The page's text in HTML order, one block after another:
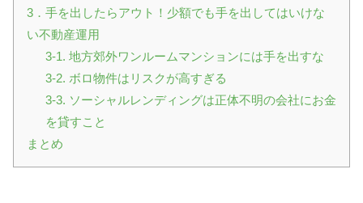
3．手を出したらアウト！少額でも手を出してはいけな
い不動産運用
3-1. 地方郊外ワンルームマンションには手を出すな
3-2. ボロ物件はリスクが高すぎる
3-3. ソーシャルレンディングは正体不明の会社にお金
を貸すこと
まとめ